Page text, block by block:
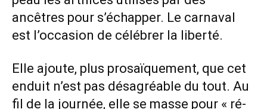
ancêtres pour s’échapper. Le carnaval
est l’occasion de célébrer la liberté.
Elle ajoute, plus prosaïquement, que cet
enduit n’est pas désagréable du tout. Au
fil de la journée, elle se masse pour « ré-